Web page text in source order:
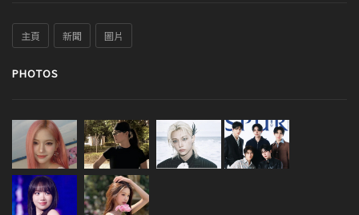
主頁 新聞 圖片
PHOTOS